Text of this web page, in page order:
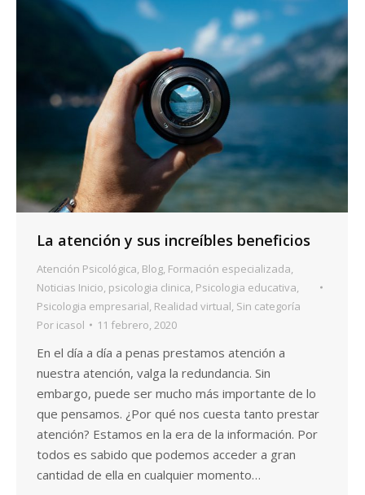
La atención y sus increíbles beneficios
Atención Psicológica Blog Formación especializada
Noticias Inicio psicologia clinica Psicologia educativa
Psicologia empresarial Realidad virtual Sin categoría
Por icasol 11 febrero, 2020
En el día a día a penas prestamos atención a
nuestra atención, valga la redundancia. Sin
embargo, puede ser mucho más importante de lo
que pensamos. ¿Por qué nos cuesta tanto prestar
atención? Estamos en la era de la información. Por
todos es sabido que podemos acceder a gran
cantidad de ella en cualquier momento…